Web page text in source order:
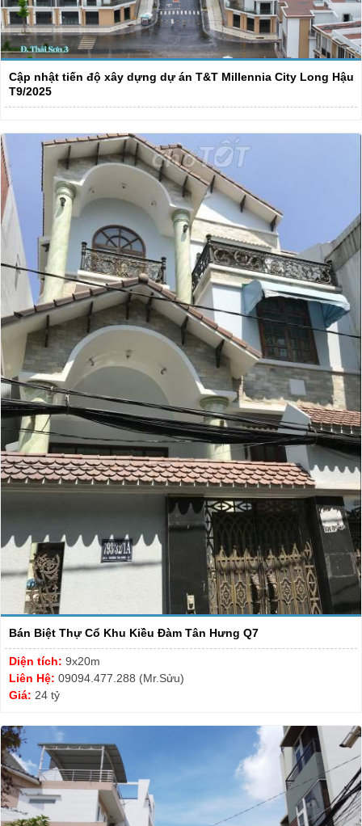
Cập nhật tiến độ xây dựng dự án T&T Millennia City Long Hậu
T9/2025
Bán Biệt Thự Cổ Khu Kiều Đàm Tân Hưng Q7
Diện tích: 9x20m
Liên Hệ: 09094.477.288 (Mr.Sửu)
Giá: 24 tỷ